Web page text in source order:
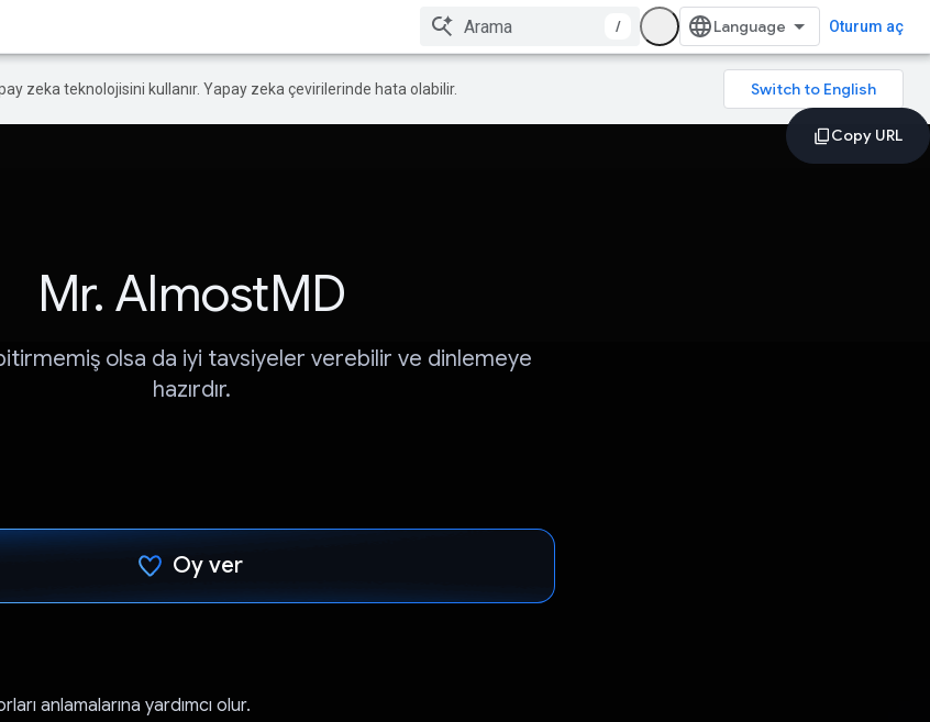
/ Oturum aç
zeka teknolojisini kullanır. Yapay zeka çevirilerinde hata olabilir.
Mr. AlmostMD
olsa da iyi tavsiyeler verebilir ve dinlemeye
hazırdır.
Oy ver
anlamalarına yardımcı olur.